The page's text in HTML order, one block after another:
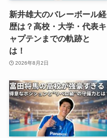
新井雄大のバレーボール経
歴は？高校・大学・代表キ
ャプテンまでの軌跡と
は！
2026年8月2日